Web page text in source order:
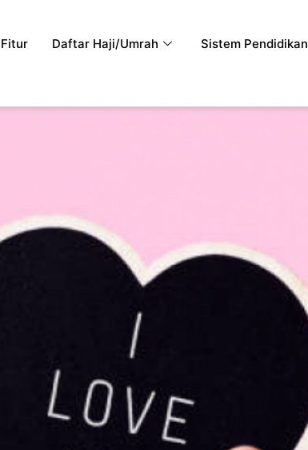
Fitur Daftar Haji/Umrah Sistem Pendidikan